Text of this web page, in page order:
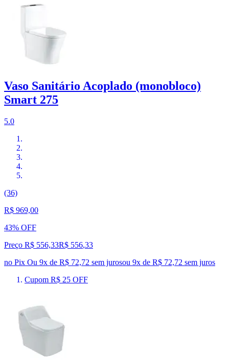
Vaso Sanitário Acoplado (monobloco)
Smart 275
5.0
(36)
R$ 969,00
43% OFF
Preço R$ 556,33R$ 556,33
no Pix Ou 9x de R$ 72,72 sem jurosou 9x de R$ 72,72 sem juros
Cupom R$ 25 OFF